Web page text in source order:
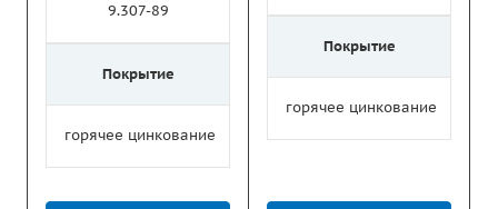
9.307-89
Покрытие
горячее цинкование
Покрытие
горячее цинкование